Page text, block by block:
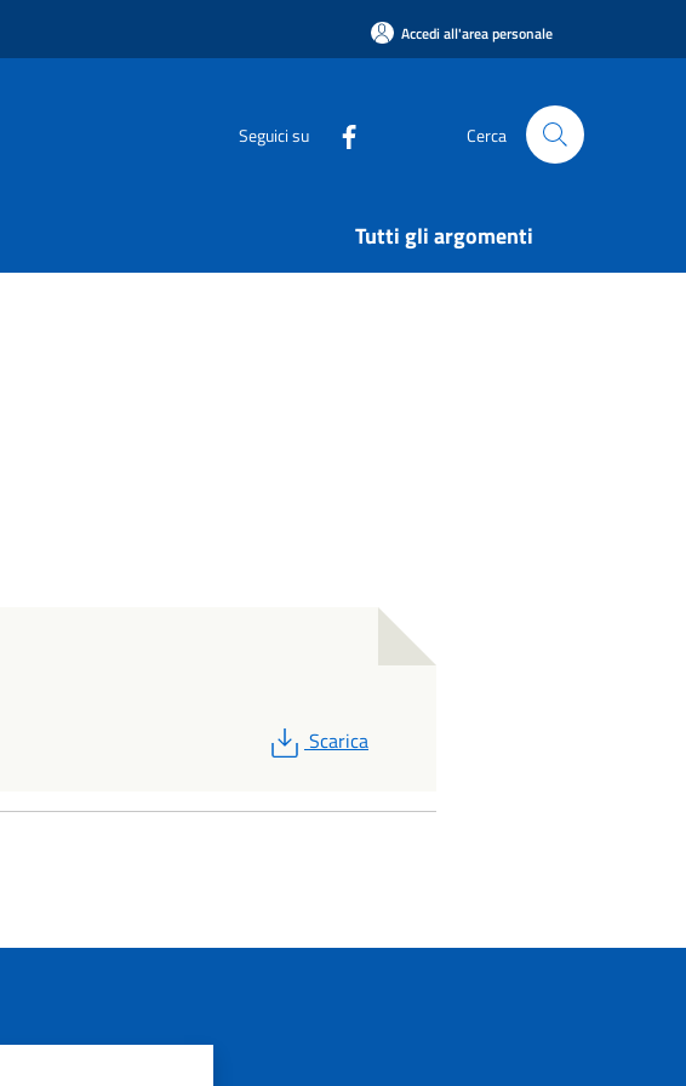
Accedi all'area personale
Seguici su Cerca
Tutti gli argomenti
PDF
Scarica